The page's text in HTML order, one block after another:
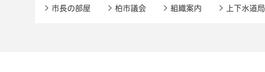
市長の部屋 柏市議会 組織案内 上下水道局